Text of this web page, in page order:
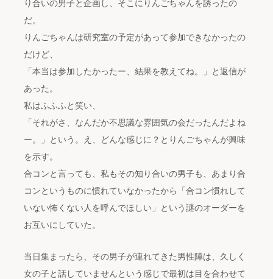
り合いの男子と企画し、そこにりんごちゃんを誘ったの
だ。
りんごちゃんは研究室の予定があって参加できなかったの
だけど、
「本当は参加したかったー、結果を教えてね。」と返信が
あった。
私はふふふと笑い、
「それがさ、なんだか不思議な雰囲気の会だったんだよね
ー。」という。え、どんな感じに？とりんごちゃんが興味
を示す。
合コンと言っても、私もその知り合いの男子も、あまり合
コンというものに慣れていなかったから「合コン慣れして
いない怖くない人を呼んでほしい」という謎のオーダーを
お互いにしていた。
当日集まったら、その男子が連れてきた男性陣は、久しく
女の子と話していませんという感じで最初は目を合わせて